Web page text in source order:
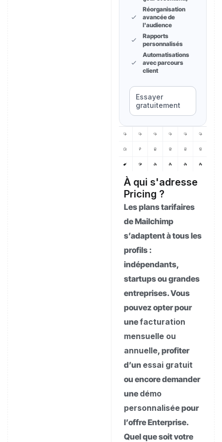
Réorganisation
avancée de
l'audience
Rapports
personnalisés
Automatisations
avec parcours
client
Essayer
gratuitement
À qui s'adresse
Pricing ?
Les plans tarifaires
de Mailchimp
s’adaptent à tous les
profils :
indépendants,
startups ou grandes
entreprises. Vous
pouvez opter pour
unefacturation
mensuelle ou
annuelle, profiter
d’un essai gratuit
ou encore demander
une démo
personnaliséepour
l’offre Enterprise.
Quel que soit votre